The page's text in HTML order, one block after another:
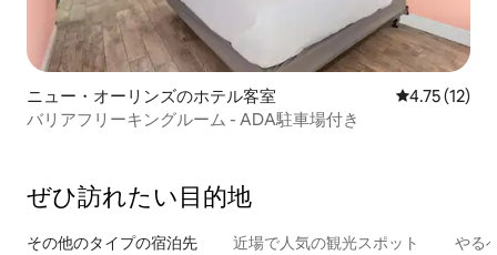
ニュー・オーリンズのホテル客室 レビュー12
4.75 (12)
バリアフリーキングルーム - ADA駐車場付き
ぜひ訪⁠れ⁠た⁠い目⁠的⁠地
その他のタ⁠イ⁠プ⁠の宿⁠泊⁠先 近場で人気の観光スポット やる